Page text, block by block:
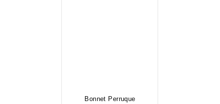
Bonnet Perruque